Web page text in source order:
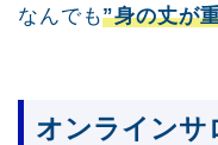
なんでも”身の丈が
オンラインサ